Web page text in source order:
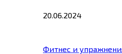
20.06.2024
Фитнес и